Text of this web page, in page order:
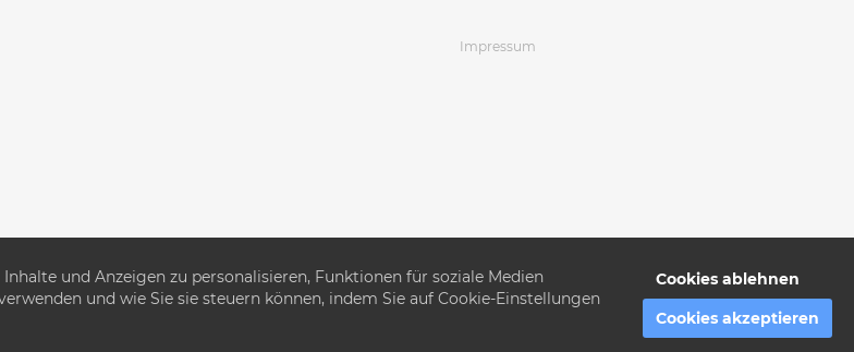
Impressum
und Anzeigen zu personalisieren, Funktionen für soziale Medien
und wie Sie sie steuern können, indem Sie auf Cookie-Einstellungen
Cookies ablehnen
Cookies akzeptieren